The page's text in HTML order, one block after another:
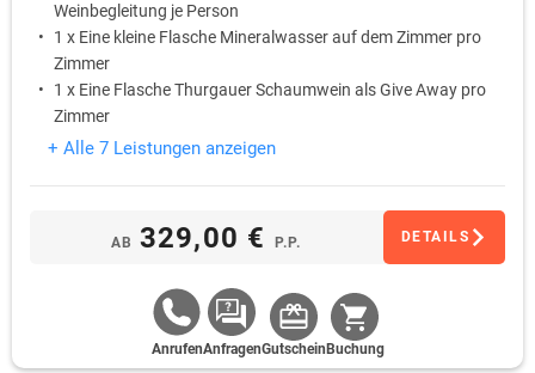
Weinbegleitung je Person
1 x Eine kleine Flasche Mineralwasser auf dem Zimmer pro
Zimmer
1 x Eine Flasche Thurgauer Schaumwein als Give Away pro
Zimmer
1 x Kostenloser Parkplatz pro Zimmer
+ Alle 7 Leistungen anzeigen
AB 329,00 € P.P. DETAILS
AnrufenAnfragenGutschein Buchung